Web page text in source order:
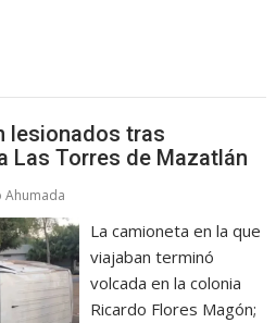
lesionados tras
Las Torres de Mazatlán
Ahumada
La camioneta en la que
viajaban terminó
volcada en la colonia
Ricardo Flores Magón;